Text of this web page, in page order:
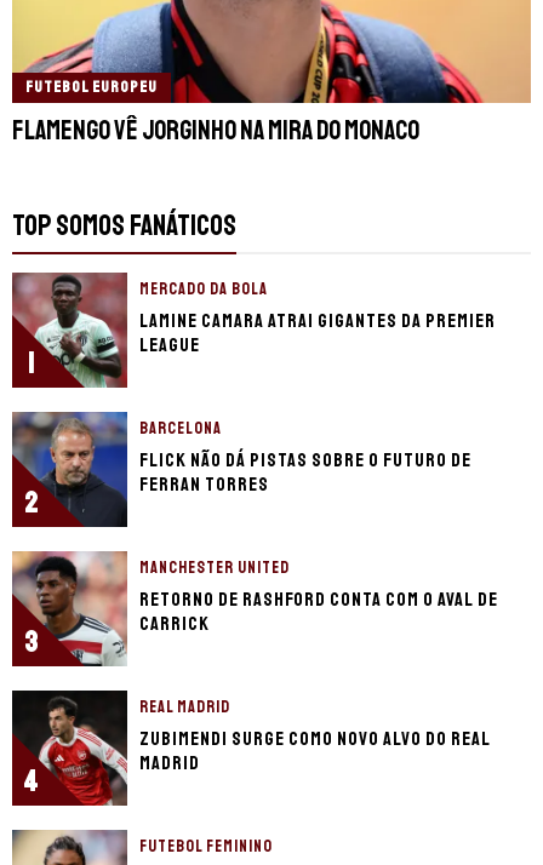
FUTEBOL EUROPEU
Flamengo vê Jorginho na mira do Monaco
TOP SOMOS FANÁTICOS
1
MERCADO DA BOLA
Lamine Camara atrai gigantes da Premier
League
2
BARCELONA
Flick não dá pistas sobre o futuro de
Ferran Torres
3
MANCHESTER UNITED
Retorno de Rashford conta com o aval de
Carrick
4
REAL MADRID
Zubimendi surge como novo alvo do Real
Madrid
FUTEBOL FEMININO